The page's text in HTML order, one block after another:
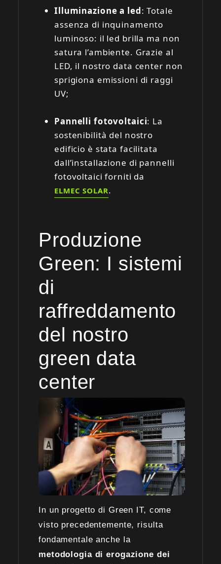
Illuminazione a led: Totale
assenza di inquinamento
luminoso: il led brilla ma non
satura l’ambiente. Grazie al
LED, il nostro data center non
sprigiona emissioni di raggi
UV;
Pannelli fotovoltaici: La
sostenibilità del nostro
edificio è stata facilitata
dall’installazione di pannelli
fotovoltaici forniti da
ELMEC SOLAR.
Produzione
Green: I sistemi
di
raffreddamento
del nostro
green data
center
In un progetto di Green IT, come
visto precedentemente, risulta
fondamentale anche la
metodologia di erogazione dei